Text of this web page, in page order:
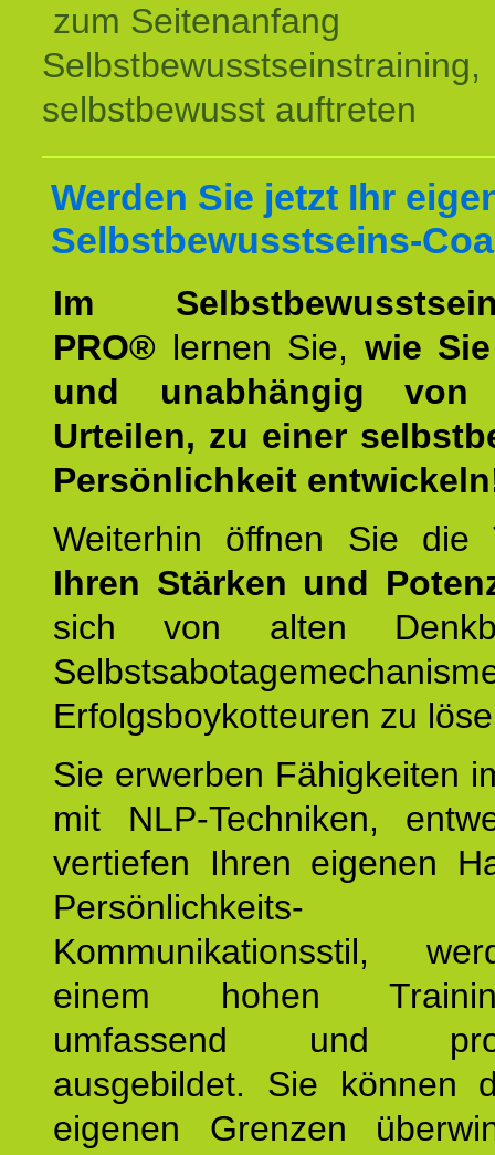
zum Seitenanfang
Selbstbewusstseinstraining,
selbstbewusst auftreten
Werden Sie jetzt Ihr
Selbstbewusstseins-
Im
PRO® lernen Sie, wie
und unabhängig von
Urteilen, zu einer
Persönlichkeit
Weiterhin öffnen Sie
Ihren Stärken und
sich von alten
Erfolgsboykotteuren zu
Sie erwerben Fähigkeiten
mit NLP-Techniken,
vertiefen Ihren eigenen
Kommunikationsstil,
einem hohen
umfassend und
ausgebildet. Sie können
eigenen Grenzen